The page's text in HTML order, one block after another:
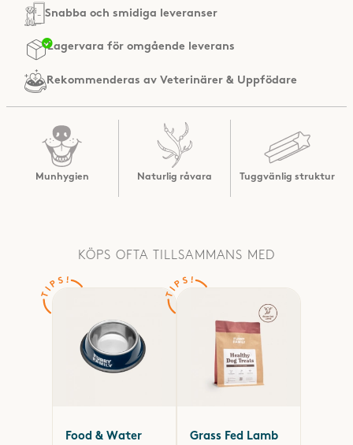
Snabba och smidiga leveranser
Rekommenderas av Veterinärer & Uppfödare
Munhygien Naturlig råvara Tuggvänlig struktur
KÖPS OFTA TILLSAMMANS MED
Food & Water
Grass Fed Lamb